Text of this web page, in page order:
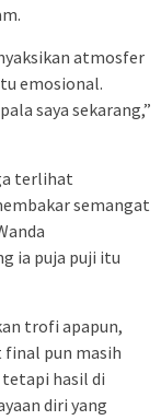
atmosfer
emosional.
saya sekarang,”
terlihat
semangat
ia puja puji itu
trofi apapun,
final pun masih
hasil di
diri yang